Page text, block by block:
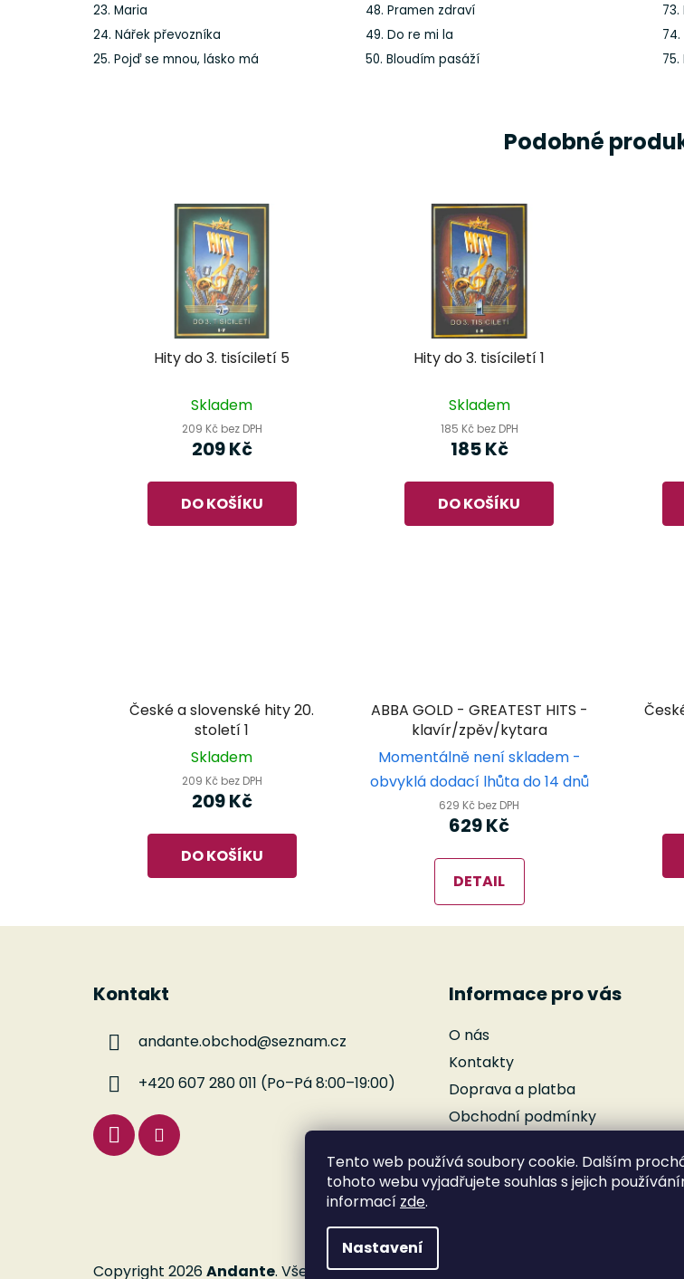
Tento web používá soubory cookie. Dalším
tohoto webu vyjadřujete souhlas s jejich
informací zde.
Nastavení
23. Maria
48. Pramen zdraví
24. Nářek převozníka
49. Do re mi la
25. Pojď se mnou, lásko má
50. Bloudím pasáží 75.
Podobné
Hity do 3. tisíciletí 5
Skladem
209 Kč bez DPH
209 Kč
DO KOŠÍKU
Hity do 3. tisíciletí 1
Skladem
185 Kč bez DPH
185 Kč
DO KOŠÍKU
České a slovenské hity 20.
století 1
Skladem
209 Kč bez DPH
209 Kč
DO KOŠÍKU
ABBA GOLD - GREATEST HITS -
klavír/zpěv/kytara
Momentálně není skladem -
obvyklá dodací lhůta do 14 dnů
629 Kč bez DPH
629 Kč
DETAIL
Kontakt
andante.obchod@seznam.cz
+420 607 280 011 (Po–Pá 8:00–19:00)
Informace pro vás
O nás
Kontakty
Doprava a platba
Obchodní podmínky
Reklamace
Copyright 2026Andante. Všechna práva vyhrazena.